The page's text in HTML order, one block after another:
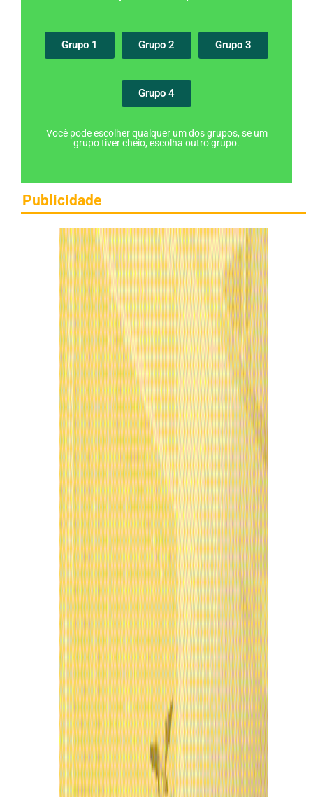
Grupo 1 Grupo 2 Grupo 3
Grupo 4
Você pode escolher qualquer um dos grupos, se um
grupo tiver cheio, escolha outro grupo.
Publicidade